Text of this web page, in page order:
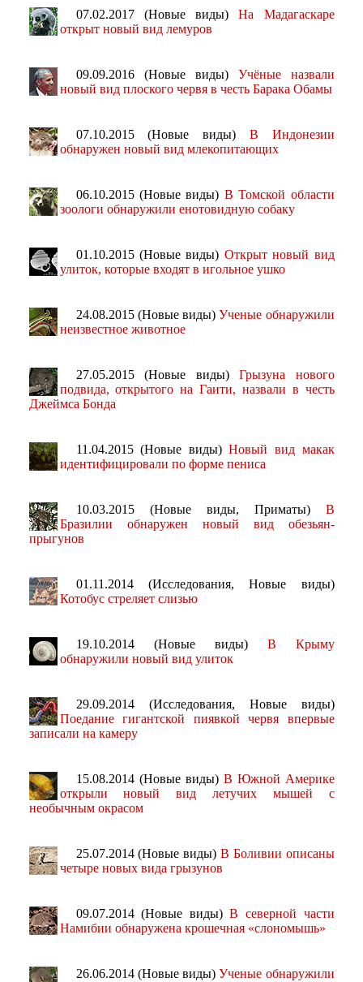
07.02.2017 (Новые виды)На Мадагаскаре
открыт новый вид лемуров
09.09.2016 (Новые виды) Учёные назвали
новый вид плоского червя в честь Барака Обамы
07.10.2015 (Новые виды) В Индонезии
обнаружен новый вид млекопитающих
06.10.2015 (Новые виды) В Томской области
зоологи обнаружили енотовидную собаку
01.10.2015 (Новые виды) Открыт новый вид
улиток, которые входят в игольное ушко
24.08.2015 (Новые виды)Ученые обнаружили
неизвестное животное
27.05.2015 (Новые виды) Грызуна нового
подвида, открытого на Гаити, назвали в честь
Джеймса Бонда
11.04.2015 (Новые виды)Новый вид макак
идентифицировали по форме пениса
10.03.2015 (Новые виды, Приматы) В
Бразилии обнаружен новый вид обезьян-
прыгунов
01.11.2014 (Исследования, Новые виды)
Котобус стреляет слизью
19.10.2014 (Новые виды) В Крыму
обнаружили новый вид улиток
29.09.2014 (Исследования, Новые виды)
Поедание гигантской пиявкой червя впервые
записали на камеру
15.08.2014 (Новые виды) В Южной Америке
открыли новый вид летучих мышей с
необычным окрасом
25.07.2014 (Новые виды) В Боливии описаны
четыре новых вида грызунов
09.07.2014 (Новые виды)В северной части
Намибии обнаружена крошечная «слономышь»
26.06.2014 (Новые виды)Ученые обнаружили